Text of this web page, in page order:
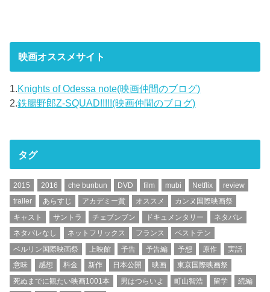
映画オススメサイト
1.Knights of Odessa note(映画仲間のブログ)
2.鉄腸野郎Z-SQUAD!!!!!(映画仲間のブログ)
タグ
2015 2016 che bunbun DVD film mubi Netflix
review
trailer
あらすじ アカデミー賞 オススメ
カンヌ国際映画祭
キャスト
サントラ チェブンブン ドキュメンタリー
ネタバレ
ネタバレなし
ネットフリックス フランス
ベストテン
ベルリン国際映画祭
上映館 予告 予告編 予想 原作
実話
意味
感想 料金 新作 日本公開 映画
東京国際映画祭
死ぬまでに観たい映画1001本
男はつらいよ 町山智浩 留学
続編